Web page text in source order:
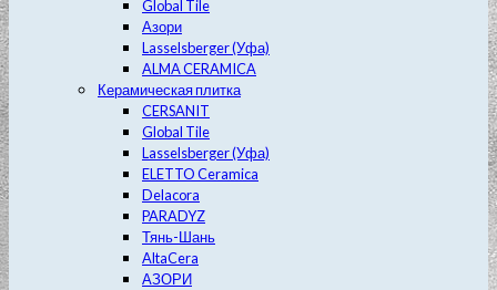
Global Tile
Азори
Lasselsberger (Уфа)
ALMA CERAMICA
Керамическая плитка
CERSANIT
Global Tile
Lasselsberger (Уфа)
ELETTO Ceramica
Delacora
PARADYZ
Тянь-Шань
AltaCera
АЗОРИ